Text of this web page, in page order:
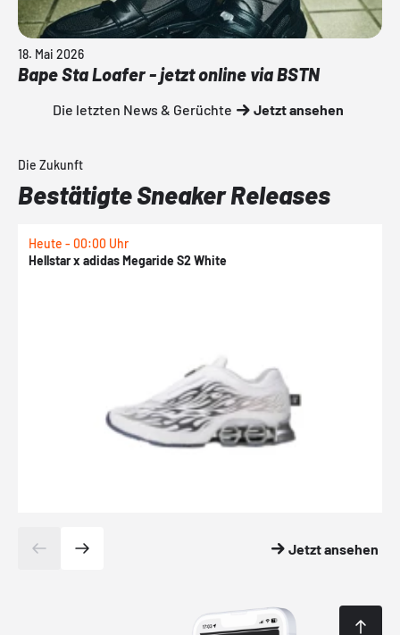
18. Mai 2026
Bape Sta Loafer - jetzt online via BSTN
Die letzten News & Gerüchte Jetzt ansehen
Die Zukunft
Bestätigte Sneaker Releases
Heute - 00:00 Uhr
Hellstar x adidas Megaride S2 White
Jetzt ansehen